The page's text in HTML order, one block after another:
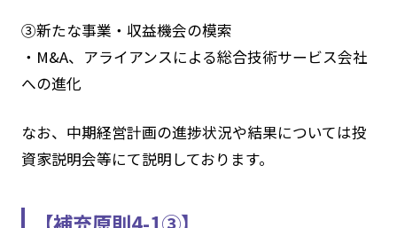
③新たな事業・収益機会の模索
・M&A、アライアンスによる総合技術サービス会社
への進化
なお、中期経営計画の進捗状況や結果については投
資家説明会等にて説明しております。